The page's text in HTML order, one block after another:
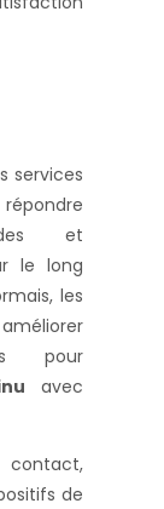
services
et
le long
les
pour
avec
contact,
de